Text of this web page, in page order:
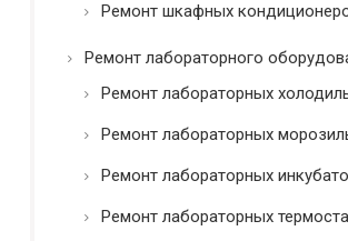
Ремонт шкафных
Ремонт лабораторного
Ремонт лабораторных
Ремонт лабораторных
Ремонт лабораторных
Ремонт лабораторных